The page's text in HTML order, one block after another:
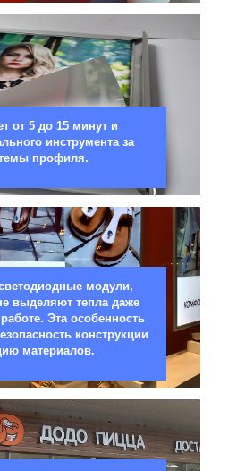
от 5 до 15 минут и
инструмента за
профиля.
модули,
выделяют тепла даже
Эта особенность
конструкции
материалов.